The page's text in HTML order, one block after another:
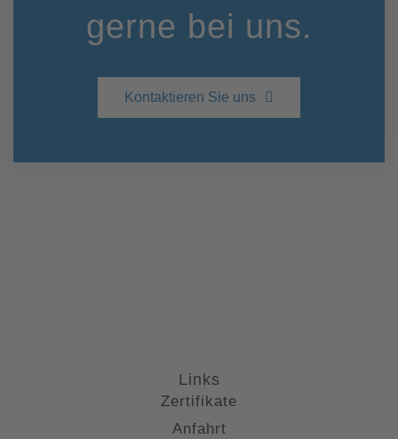
gerne bei uns.
Kontaktieren Sie uns
Links
Zertifikate
Anfahrt